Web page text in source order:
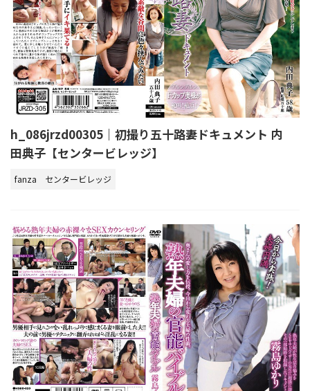
h_086jrzd00305｜初撮り五十路妻ドキュメント 内
田典子【センタービレッジ】
fanza センタービレッジ